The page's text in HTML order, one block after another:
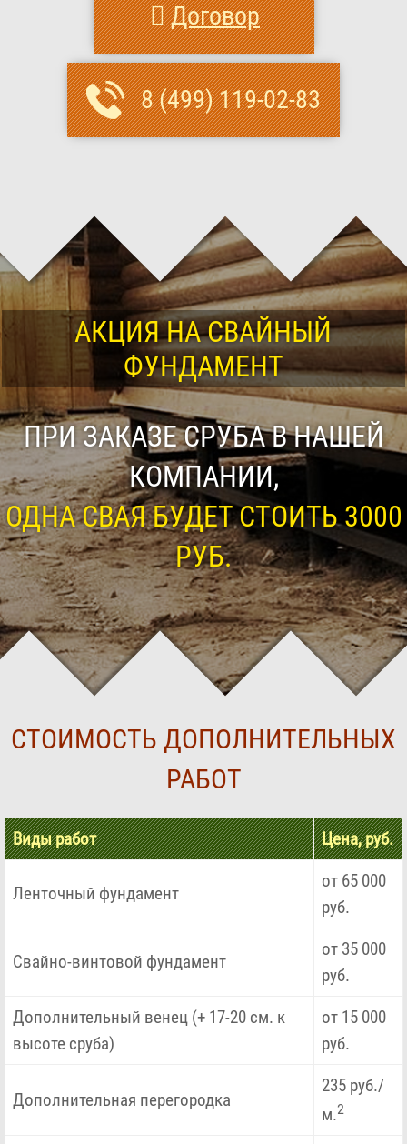
Договор
8 (499) 119-02-83
АКЦИЯ НА СВАЙНЫЙ
ФУНДАМЕНТ
ПРИ ЗАКАЗЕ СРУБА В НАШЕЙ
КОМПАНИИ,
ОДНА СВАЯ БУДЕТ СТОИТЬ 3000
РУБ.
СТОИМОСТЬ ДОПОЛНИТЕЛЬНЫХ
РАБОТ
Виды работ Цена, руб.
Ленточный фундамент
от 65 000
руб.
Свайно-винтовой фундамент
от 35 000
руб.
Дополнительный венец (+ 17-20 см. к
высоте сруба)
от 15 000
руб.
Дополнительная перегородка
235 руб./
м.2